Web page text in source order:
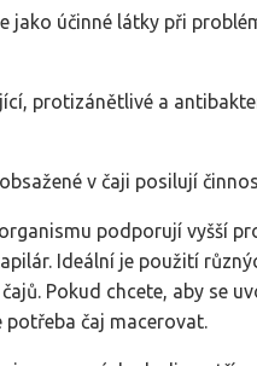
jako účinné látky při
protizánětlivé a
v čaji posilují
podporují vyšší
Ideální je použití
Pokud chcete, aby se
potřeba čaj macerovat.